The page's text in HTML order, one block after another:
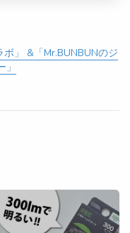
ボ」 &「Mr.BUNBUNのジ